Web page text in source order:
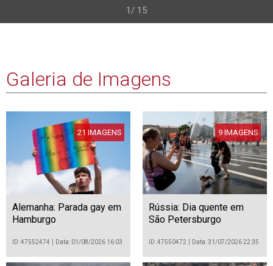
1/ 15
Galeria de Imagens
21 IMAGENS
Alemanha: Parada gay em
Hamburgo
ID: 47552474 Data: 01/08/2026 16:03
9 IMAGENS
Rússia: Dia quente em
São Petersburgo
ID: 47550472 Data: 31/07/2026 22:35